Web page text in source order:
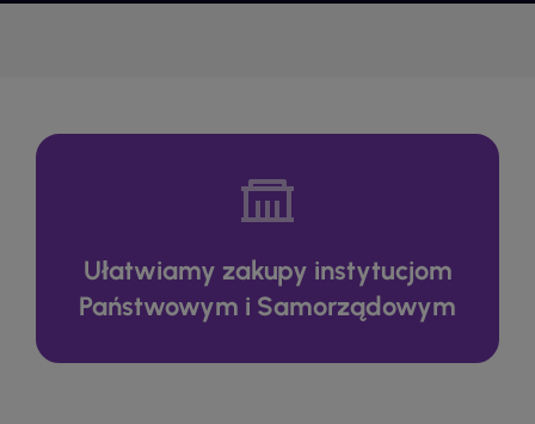
Ułatwiamy zakupy instytucjom
Państwowym i Samorządowym